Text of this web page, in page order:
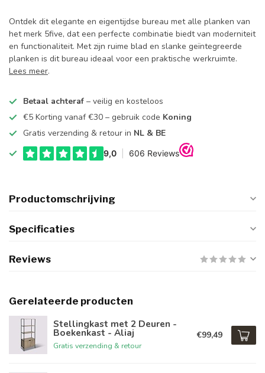
Ontdek dit elegante en eigentijdse bureau met alle planken van
het merk 5five, dat een perfecte combinatie biedt van moderniteit
en functionaliteit. Met zijn ruime blad en slanke geïntegreerde
planken is dit bureau ideaal voor een praktische werkruimte.
Lees meer.
Betaal achteraf – veilig en kosteloos
€5 Korting vanaf €30 – gebruik code Koning
Gratis verzending & retour in NL & BE
Productomschrijving
Specificaties
Reviews
Gerelateerde producten
Stellingkast met 2 Deuren -
Boekenkast - Aliaj
Gratis verzending & retour
€99,49